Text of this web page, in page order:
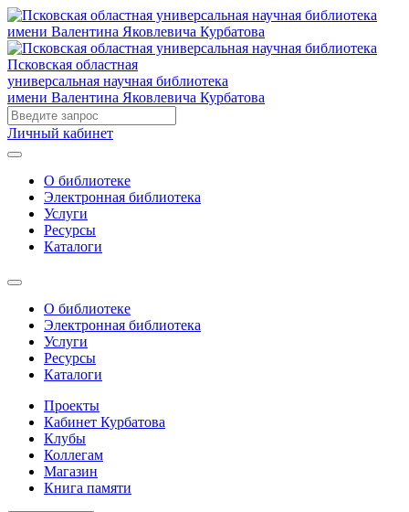
Псковская областная
универсальная научная библиотека
имени Валентина Яковлевича Курбатова
Личный кабинет
О библиотеке
Электронная библиотека
Услуги
Ресурсы
Каталоги
О библиотеке
Электронная библиотека
Услуги
Ресурсы
Каталоги
Проекты
Кабинет Курбатова
Клубы
Коллегам
Магазин
Книга памяти